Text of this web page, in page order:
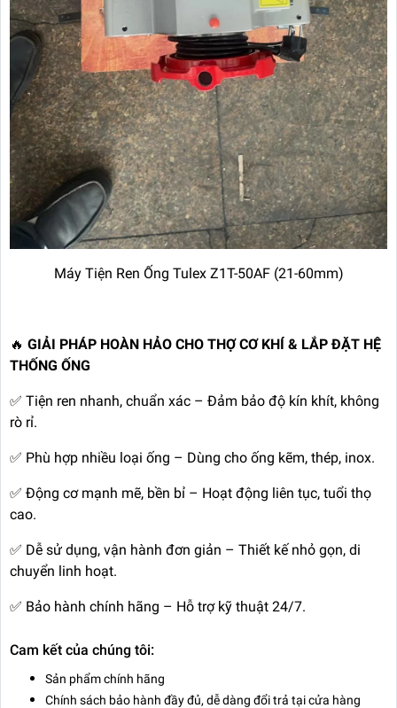
Máy Tiện Ren Ống Tulex Z1T-50AF (21-60mm)
🔥 GIẢI PHÁP HOÀN HẢO CHO THỢ CƠ KHÍ & LẮP ĐẶT HỆ
THỐNG ỐNG
✅ Tiện ren nhanh, chuẩn xác – Đảm bảo độ kín khít, không
rò rỉ.
✅ Phù hợp nhiều loại ống – Dùng cho ống kẽm, thép, inox.
✅ Động cơ mạnh mẽ, bền bỉ – Hoạt động liên tục, tuổi thọ
cao.
✅ Dễ sử dụng, vận hành đơn giản – Thiết kế nhỏ gọn, di
chuyển linh hoạt.
✅ Bảo hành chính hãng – Hỗ trợ kỹ thuật 24/7.
Cam kết của chúng tôi:
Sản phẩm chính hãng
Chính sách bảo hành đầy đủ, dễ dàng đổi trả tại cửa hàng